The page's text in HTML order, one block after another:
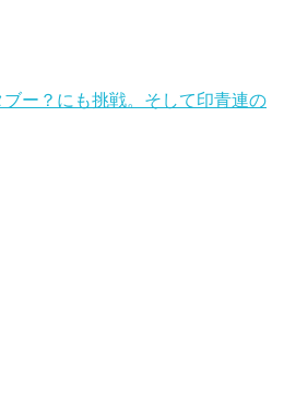
ー？にも挑戦。そして印青連の